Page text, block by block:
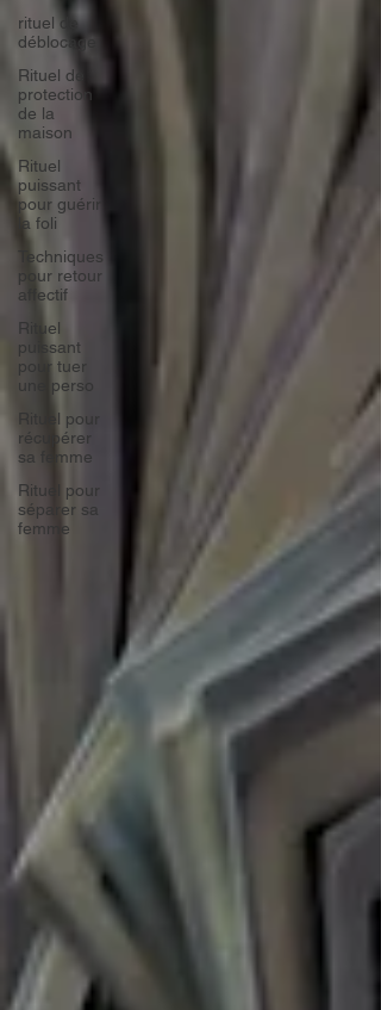
rituel de
déblocage
Rituel de
protection
de la
maison
Rituel
puissant
pour guérir
la foli
Techniques
pour retour
affectif
Rituel
puissant
pour tuer
une perso
Rituel pour
récupérer
sa femme
Rituel pour
séparer sa
femme